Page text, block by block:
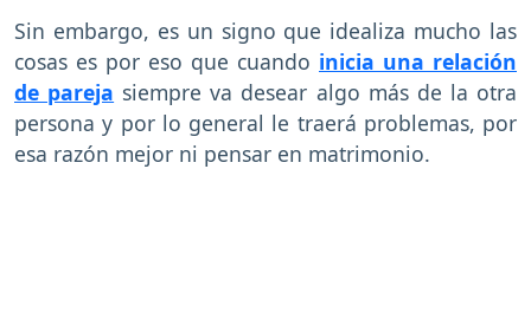
Sin embargo, es un signo que idealiza mucho las
cosas es por eso que cuando inicia una relación
de pareja siempre va desear algo más de la otra
persona y por lo general le traerá problemas, por
esa razón mejor ni pensar en matrimonio.